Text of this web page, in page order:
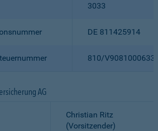
3033
DE 811425914
810/
AG
Christian Ritz
(Vorsitzender)